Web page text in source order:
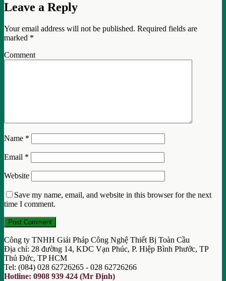
Leave a Reply
Your email address will not be published. Required fields are
marked *
Comment
Name *
Email *
Website
Save my name, email, and website in this browser for the next
time I comment.
Công ty TNHH Giải Pháp Công Nghệ Thiết Bị Toàn Cầu
Địa chỉ: 28 đường 14, KDC Vạn Phúc, P. Hiệp Bình Phước, TP
Thủ Đức, TP HCM
Tel: (084) 028 62726265 - 028 62726266
Hotline: 0908 939 424 (Mr Định)